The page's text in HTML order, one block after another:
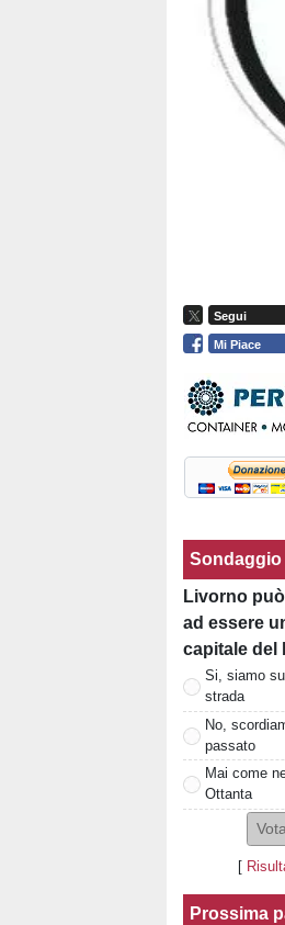
Segui
Mi Piace
Sondaggio
Livorno
ad essere
capitale del
Si, siamo
strada
No,
passato
Mai come
Ottanta
[
Prossima